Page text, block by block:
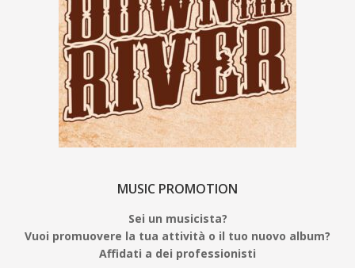
MUSIC PROMOTION
Sei un musicista?
Vuoi promuovere la tua attività o il tuo nuovo album?
Affidati a dei professionisti